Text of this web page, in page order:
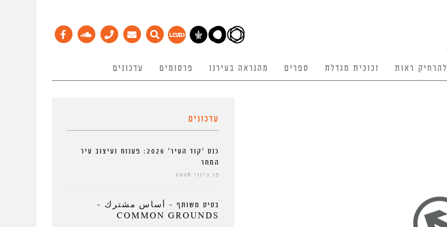
להרחיק ראות זכוכית מגדלת ספרים מהנראה בעירנו פרסומים עדכונים
עדכונים
כנס ‘קוד העיר’ 2026: פענוח ועיצוב עיר
המחר
15 ביוני 2026
בסיס משותף – أساس مشترك –
COMMON GROUNDS